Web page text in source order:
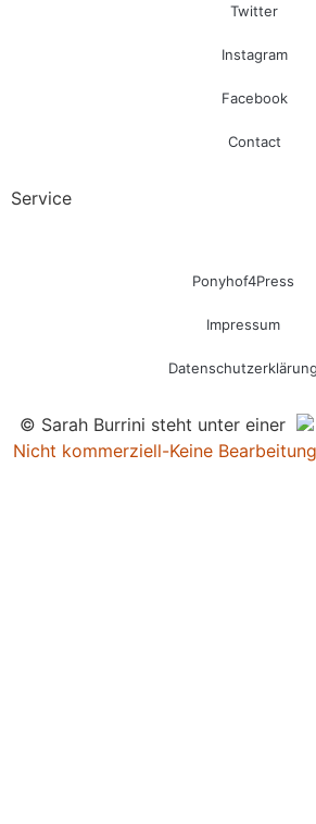
Twitter
Instagram
Facebook
Contact
Service
Ponyhof4Press
Impressum
Datenschutzerklärung
© Sarah Burrini steht unter einer
Nicht kommerziell-Keine